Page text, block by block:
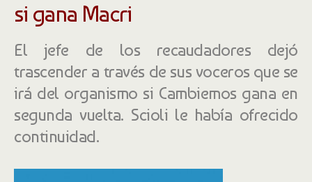
si gana Macri
El jefe de los recaudadores dejó
trascender a través de sus voceros que se
irá del organismo si Cambiemos gana en
segunda vuelta. Scioli le había ofrecido
continuidad.